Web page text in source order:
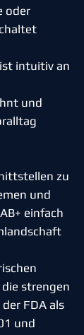
oder
intuitiv an
und
zu
und
einfach
strengen
FDA als
und